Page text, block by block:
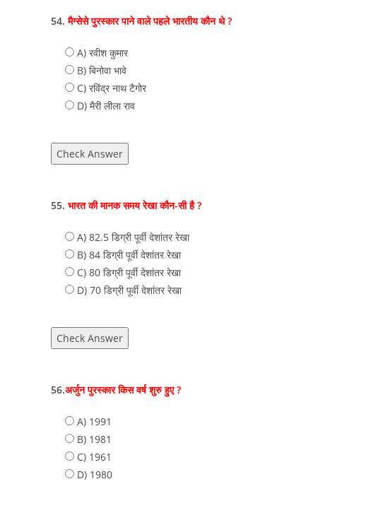
54.मैग्सेसे पुरस्कार पाने वाले पहले भारतीय कौन थे ?
A) रवीश कुमार
B) बिनोवा भावे
C) रविंद्र नाथ टैगोर
D) मैरी लीला राव
Check Answer
55. भारत की मानक समय रेखा कौन-सी है ?
A) 82.5 डिग्री पूर्वी देशांतर रेखा
B) 84 डिग्री पूर्वी देशांतर रेखा
C) 80 डिग्री पूर्वी देशांतर रेखा
D) 70 डिग्री पूर्वी देशांतर रेखा
Check Answer
56.अर्जुन पुरस्कार किस वर्ष शुरु हुए ?
A) 1991
B) 1981
C) 1961
D) 1980